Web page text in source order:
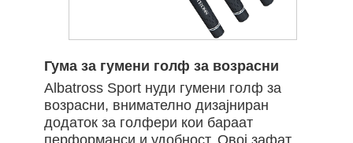
Гума за гумени голф за возрасни
Albatross Sport нуди гумени голф за
возрасни, внимателно дизајниран
додаток за голфери кои бараат